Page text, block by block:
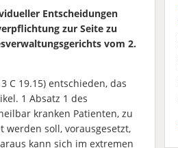
Entscheidungen
zur Seite zu
vom 2.
C 19.15) entschieden, das
1 Absatz 1 des
kranken Patienten, zu
werden soll, vorausgesetzt,
kann sich im extremen